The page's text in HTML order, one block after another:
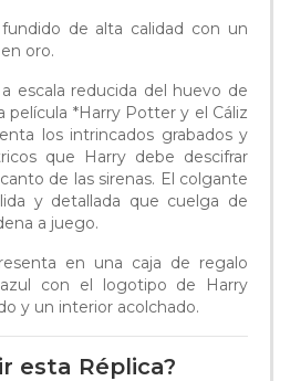
de alta calidad con un
oro.
a escala reducida del huevo de
película *Harry Potter y el Cáliz
los intrincados grabados y
que Harry debe descifrar
de las sirenas. El colgante
y detallada que cuelga de
a juego.
en una caja de regalo
con el logotipo de Harry
y un interior acolchado.
esta Réplica?